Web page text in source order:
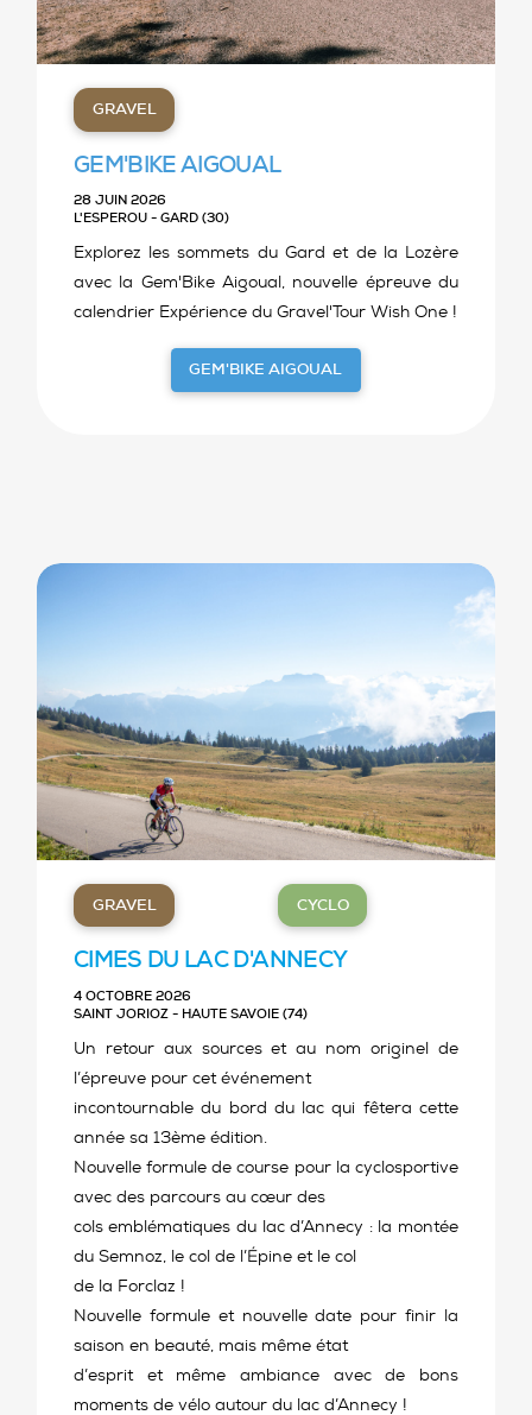
GRAVEL
GEM'BIKE AIGOUAL
28 JUIN 2026
L'ESPEROU - GARD (30)
Explorez les sommets du Gard et de la Lozère
avec la Gem'Bike Aigoual, nouvelle épreuve du
calendrier Expérience du Gravel'Tour Wish One !
GEM'BIKE AIGOUAL
GRAVEL CYCLO
CIMES DU LAC D'ANNECY
4 OCTOBRE 2026
SAINT JORIOZ - HAUTE SAVOIE (74)
Un retour aux sources et au nom originel de
l’épreuve pour cet événement
incontournable du bord du lac qui fêtera cette
année sa 13ème édition.
Nouvelle formule de course pour la cyclosportive
avec des parcours au cœur des
cols emblématiques du lac d’Annecy : la montée
du Semnoz, le col de l’Épine et le col
de la Forclaz !
Nouvelle formule et nouvelle date pour finir la
saison en beauté, mais même état
d’esprit et même ambiance avec de bons
moments de vélo autour du lac d’Annecy !